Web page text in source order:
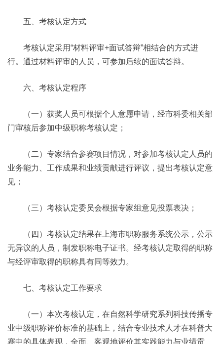
五、考核认定方式
考核认定采用“材料评审+面试答辩”相结合的方式进
行。通过材料评审的人员，可参加后续的面试答辩。
六、考核认定程序
（一）获奖人员可根据个人意愿申请，经市科委相关部
门审核后参加中级职称考核认定；
（二）专家结合参赛项目情况，对参加考核认定人员的
业务能力、工作成果和业绩贡献进行评议，提出考核认定意
见；
（三）考核认定委员会根据专家组意见投票表决；
（四）考核认定结果在上海市职称服务系统公示，公示
无异议的人员，制发职称电子证书。经考核认定取得的职称
与经评审取得的职称具有同等效力。
七、考核认定工作要求
（一）本次考核认定，在自然科学研究系列科技传播专
业中级职称评价标准的基础上，结合专业技术人才在科普大
赛中的具体表现，全面、客观地评价其实践能力与业绩贡